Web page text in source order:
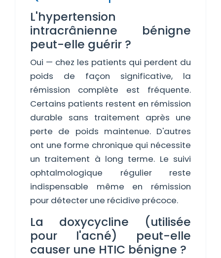
L'hypertension
intracrânienne bénigne
peut-elle guérir ?
Oui — chez les patients qui perdent du
poids de façon significative, la
rémission complète est fréquente.
Certains patients restent en rémission
durable sans traitement après une
perte de poids maintenue. D'autres
ont une forme chronique qui nécessite
un traitement à long terme. Le suivi
ophtalmologique régulier reste
indispensable même en rémission
pour détecter une récidive précoce.
La doxycycline (utilisée
pour l'acné) peut-elle
causer une HTIC bénigne ?